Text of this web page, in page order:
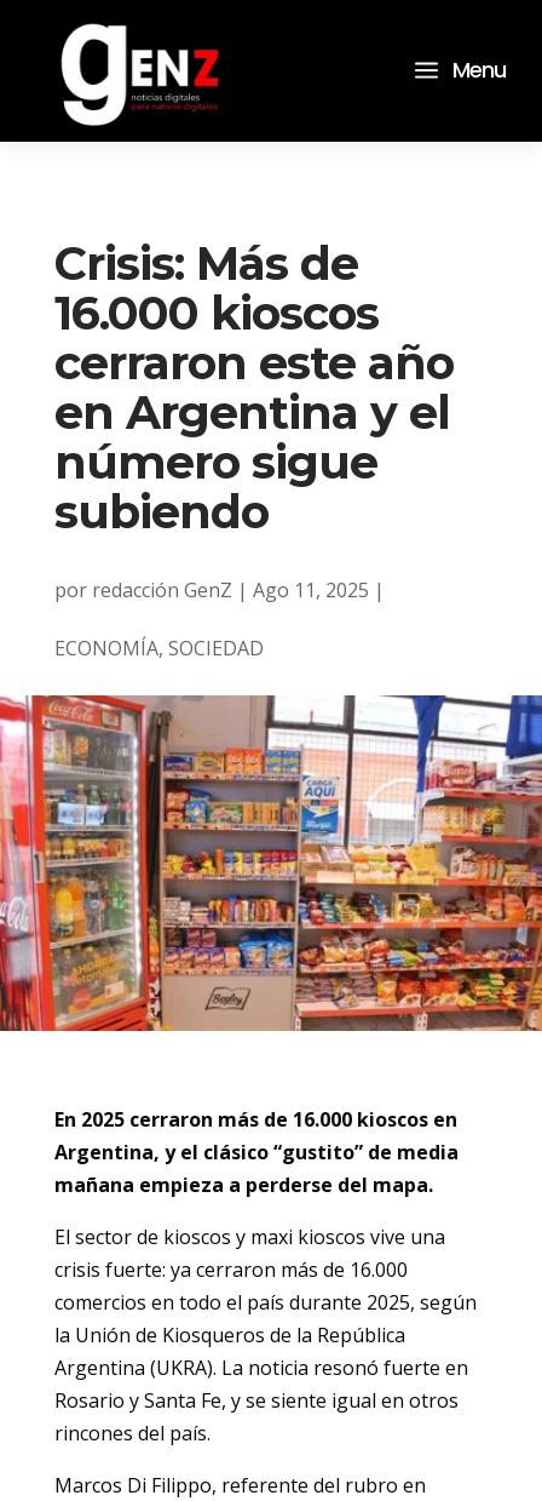
a Menu
Crisis: Más de
16.000 kioscos
cerraron este año
en Argentina y el
número sigue
subiendo
por redacción GenZ | Ago 11, 2025 |
ECONOMÍA, SOCIEDAD
En 2025 cerraron más de 16.000 kioscos en
Argentina, y el clásico “gustito” de media
mañana empieza a perderse del mapa.
El sector de kioscos y maxi kioscos vive una
crisis fuerte: ya cerraron más de 16.000
comercios en todo el país durante 2025, según
la Unión de Kiosqueros de la República
Argentina (UKRA). La noticia resonó fuerte en
Rosario y Santa Fe, y se siente igual en otros
rincones del país.
Marcos Di Filippo, referente del rubro en